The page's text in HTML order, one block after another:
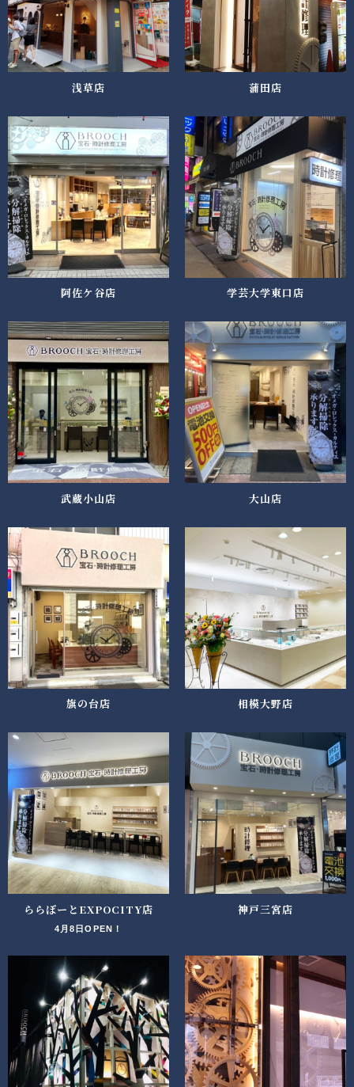
浅草店 蒲田店
阿佐ケ谷店 学芸大学東口店
武蔵小山店 大山店
旗の台店 相模大野店
ららぽーとEXPOCITY店
4月8日OPEN！
神戸三宮店